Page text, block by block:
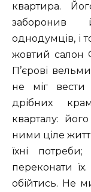
квартира.
заборонив
однодумців, і
жовтий салон
П’єрові
не міг вести
дрібних
кварталу:
ними ціле
їхні
переконати
обійтись. Не